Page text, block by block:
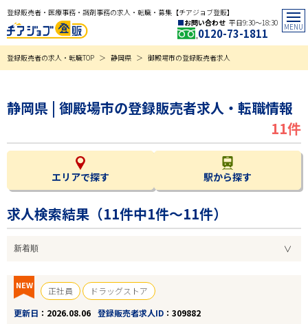
登録販売者・医療事務・調剤事務の求人・転職・募集【チアジョブ登販】
お問い合わせ 平日9:30〜18:30
0120-73-1811
登録販売者の求人・転職TOP 静岡県 御殿場市の登録販売者求人
静岡県 | 御殿場市の登録販売者求人・転職情報
11件
エリアで探す 駅から探す
求人検索結果（11件中1件～11件）
NEW 正社員
ドラッグストア
更新日
2026.08.06 登録販売者求人ID 309882